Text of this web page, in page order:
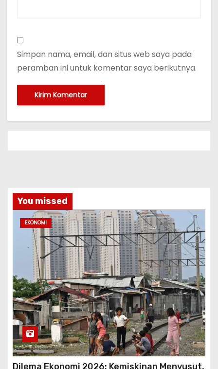
Simpan nama, email, dan situs web saya pada
peramban ini untuk komentar saya berikutnya.
You missed
EKONOMI
Dilema Ekonomi 2026: Kemiskinan Menyusut,